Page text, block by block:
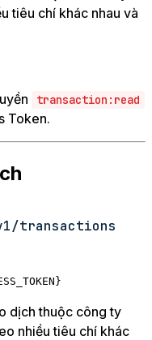
tiêu chí khác nhau và
transaction:read
Token.
transactions
dịch thuộc công ty
nhiều tiêu chí khác